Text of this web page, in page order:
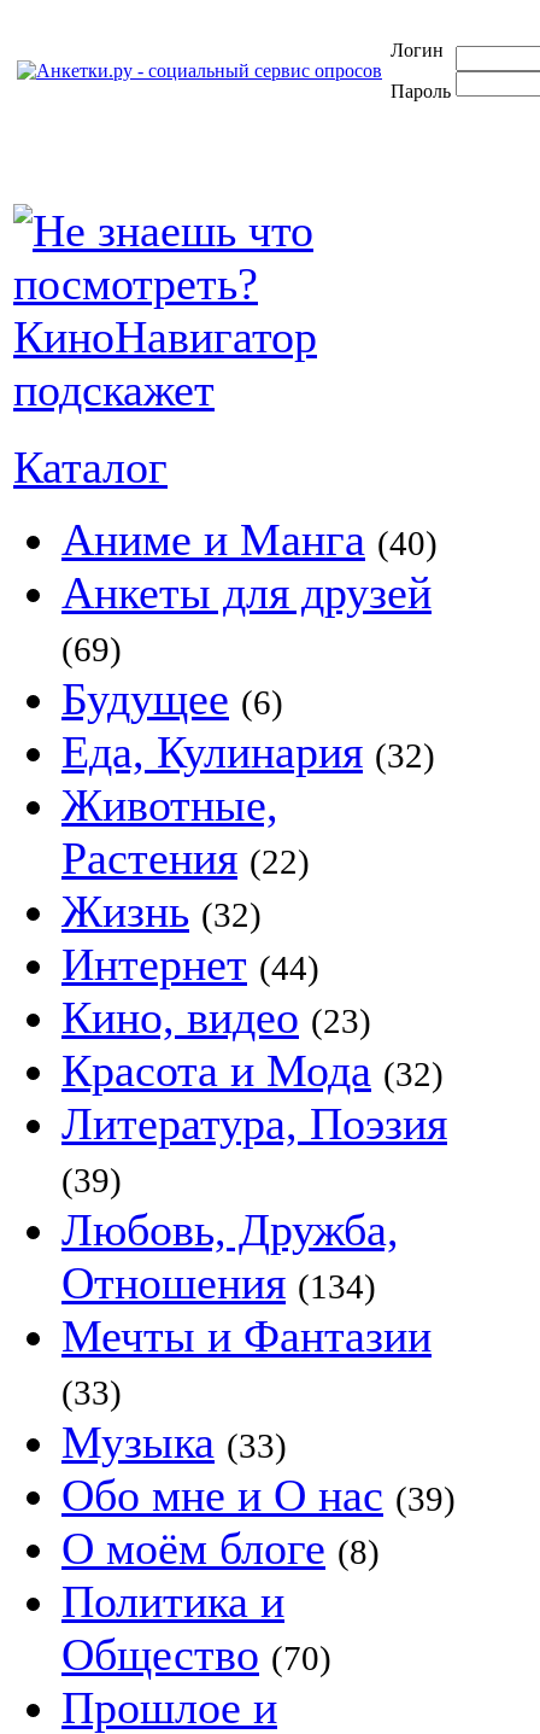
Логин
Пароль
Каталог
Аниме и Манга (40)
Анкеты для друзей
(69)
Будущее (6)
Еда, Кулинария (32)
Животные,
Растения (22)
Жизнь (32)
Интернет (44)
Кино, видео (23)
Красота и Мода (32)
Литература, Поэзия
(39)
Любовь, Дружба,
Отношения (134)
Мечты и Фантазии
(33)
Музыка (33)
Обо мне и О нас (39)
О моём блоге (8)
Политика и
Общество (70)
Прошлое и